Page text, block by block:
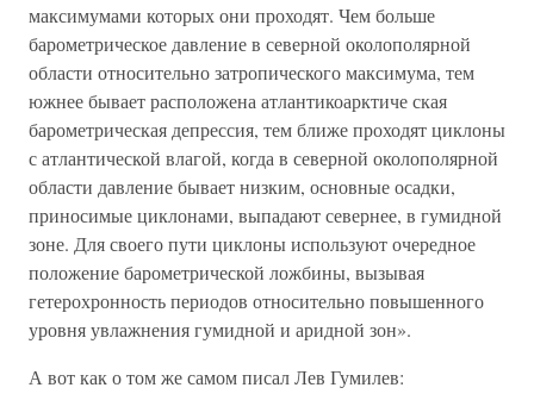
максимумами которых они проходят. Чем больше
барометрическое давление в северной околополярной
области относительно затропического максимума, тем
южнее бывает расположена атлантикоарктиче ская
барометрическая депрессия, тем ближе проходят циклоны
с атлантической влагой, когда в северной околополярной
области давление бывает низким, основные осадки,
приносимые циклонами, выпадают севернее, в гумидной
зоне. Для своего пути циклоны используют очередное
положение барометрической ложбины, вызывая
гетерохронность периодов относительно повышенного
уровня увлажнения гумидной и аридной зон».
А вот как о том же самом писал Лев Гумилев: